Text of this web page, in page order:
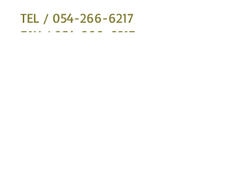
TEL / 054-266-6217
FAX / 054-266-6217